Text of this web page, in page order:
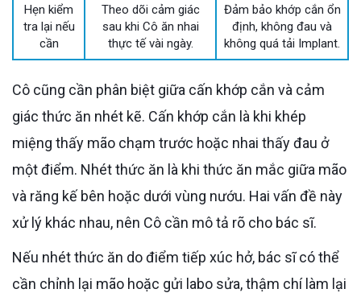
Hẹn kiểm
tra lại nếu
cần
Theo dõi cảm giác
sau khi Cô ăn nhai
thực tế vài ngày.
Đảm bảo khớp cắn ổn
định, không đau và
không quá tải Implant.
Cô cũng cần phân biệt giữa cấn khớp cắn và cảm
giác thức ăn nhét kẽ. Cấn khớp cắn là khi khép
miệng thấy mão chạm trước hoặc nhai thấy đau ở
một điểm. Nhét thức ăn là khi thức ăn mắc giữa mão
và răng kế bên hoặc dưới vùng nướu. Hai vấn đề này
xử lý khác nhau, nên Cô cần mô tả rõ cho bác sĩ.
Nếu nhét thức ăn do điểm tiếp xúc hở, bác sĩ có thể
cần chỉnh lại mão hoặc gửi labo sửa, thậm chí làm lại